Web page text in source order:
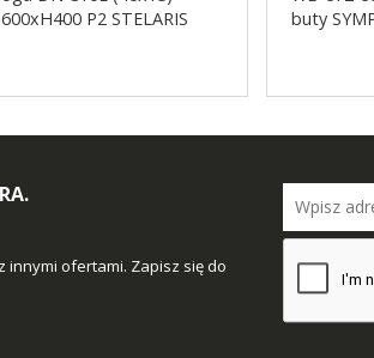
P2 STELARIS
buty
innymi ofertami. Zapisz się do